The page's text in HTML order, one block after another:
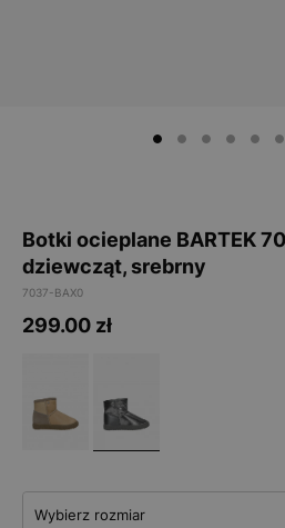
Botki ocieplane BARTEK
dziewcząt, srebrny
7037-BAX0
299.00 zł
Wybierz rozmiar